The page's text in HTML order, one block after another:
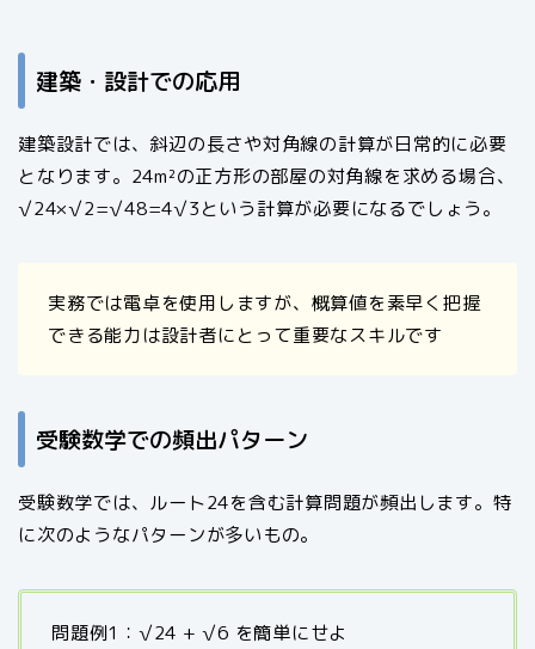
建築・設計での応用
建築設計では、斜辺の長さや対角線の計算が日常的に必要
となります。24m²の正方形の部屋の対角線を求める場合、
√24×√2=√48=4√3という計算が必要になるでしょう。
実務では電卓を使用しますが、概算値を素早く把握
できる能力は設計者にとって重要なスキルです
受験数学での頻出パターン
受験数学では、ルート24を含む計算問題が頻出します。特
に次のようなパターンが多いもの。
問題例1：√24 + √6 を簡単にせよ